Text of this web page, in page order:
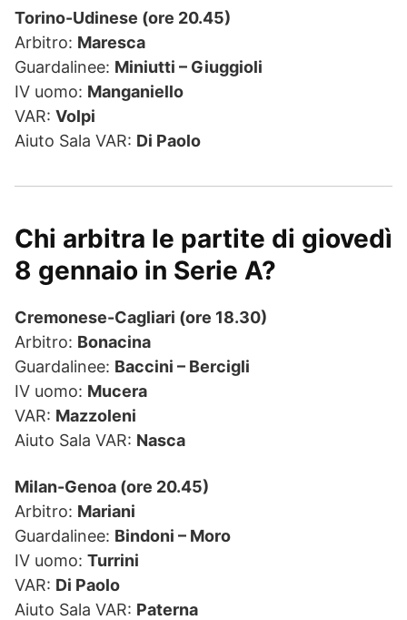
Torino-Udinese (ore 20.45)
Arbitro: Maresca
Guardalinee: Miniutti – Giuggioli
IV uomo: Mangan­iello
VAR: Volpi
Aiuto Sala VAR: Di Paolo
Chi arbitra le partite di giovedì
8 gennaio in Serie A?
Cremonese-Cagliari (ore 18.30)
Arbitro: Bonacina
Guardalinee: Baccini – Bercigli
IV uomo: Mucera
VAR: Mazzoleni
Aiuto Sala VAR: Nasca
Milan-Genoa (ore 20.45)
Arbitro: Mariani
Guardalinee: Bindoni – Moro
IV uomo: Turrini
VAR: Di Paolo
Aiuto Sala VAR: Paterna